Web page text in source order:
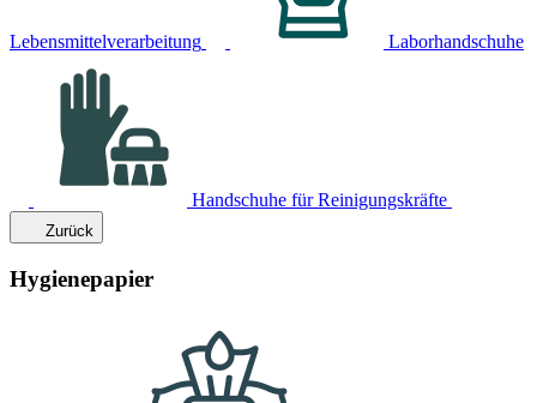
Lebensmittelverarbeitung Laborhandschuhe
Handschuhe für Reinigungskräfte
Zurück
Hygienepapier